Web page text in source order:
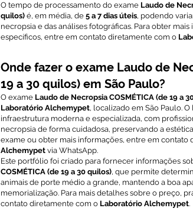
O tempo de processamento do exame Laudo de
quilos) é, em média, de 5 a 7 dias úteis, podendo
necropsia e das análises fotográficas. Para obter
específicos, entre em contato diretamente com o
Onde fazer o exame Laudo de
19 a 30 quilos) em São Paulo?
O exame Laudo de Necropsia COSMÉTICA (de 19 a
Laboratório Alchemypet, localizado em São Paulo.
infraestrutura moderna e especializada, com
necropsia de forma cuidadosa, preservando a
exame ou obter mais informações, entre em contato
Alchemypet via WhatsApp.
Este portfólio foi criado para fornecer informações
COSMÉTICA (de 19 a 30 quilos), que permite
animais de porte médio a grande, mantendo a boa
memorialização. Para mais detalhes sobre o preço,
contato diretamente com o Laboratório Alchemypet.